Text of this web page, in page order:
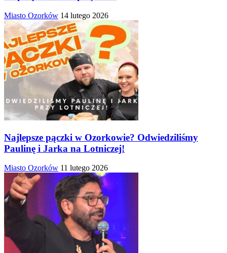
Miasto Ozorków 14 lutego 2026
Najlepsze pączki w Ozorkowie? Odwiedziliśmy
Paulinę i Jarka na Lotniczej!
Miasto Ozorków 11 lutego 2026